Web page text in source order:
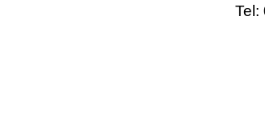
Tel: